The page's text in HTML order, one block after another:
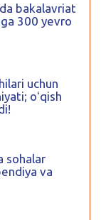
bakalavriat
300 yevro
uchun
oʻqish
sohalar
va